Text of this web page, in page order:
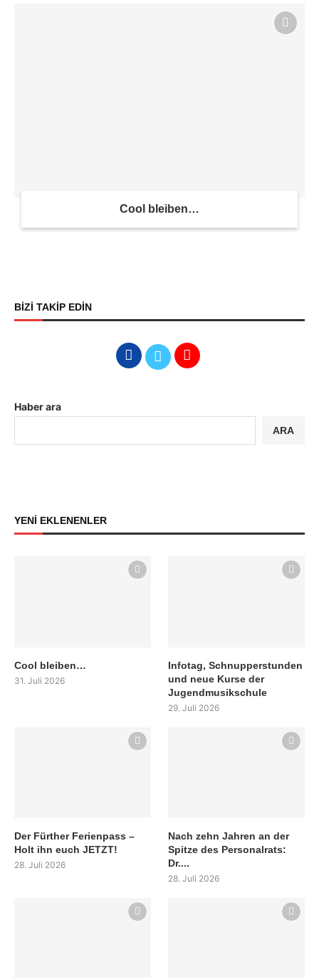
Cool bleiben…
BİZİ TAKİP EDİN
Haber ara
ARA
YENİ EKLENENLER
Cool bleiben…
31. Juli 2026
Infotag, Schnupperstunden
und neue Kurse der
Jugendmusikschule
29. Juli 2026
Der Fürther Ferienpass –
Holt ihn euch JETZT!
28. Juli 2026
Nach zehn Jahren an der
Spitze des Personalrats:
Dr....
28. Juli 2026